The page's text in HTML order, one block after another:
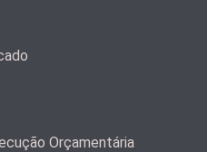
Orçamentária